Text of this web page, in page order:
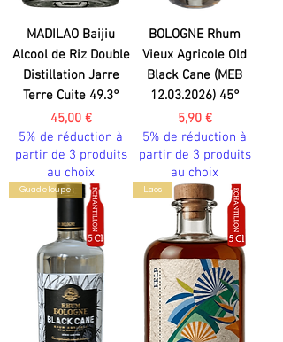
MADILAO Baijiu
Alcool de Riz Double
Distillation Jarre
Terre Cuite 49.3°
Prix
45,00 €
5% de réduction à
partir de 3 produits
au choix
BOLOGNE Rhum
Vieux Agricole Old
Black Cane (MEB
12.03.2026) 45°
Prix
5,90 €
5% de réduction à
partir de 3 produits
au choix
Guadeloupe Laos